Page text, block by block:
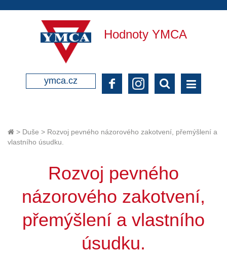
Hodnoty YMCA
ymca.cz
> Duše > Rozvoj pevného názorového zakotvení, přemýšlení a
vlastního úsudku.
Rozvoj pevného
názorového zakotvení,
přemýšlení a vlastního
úsudku.